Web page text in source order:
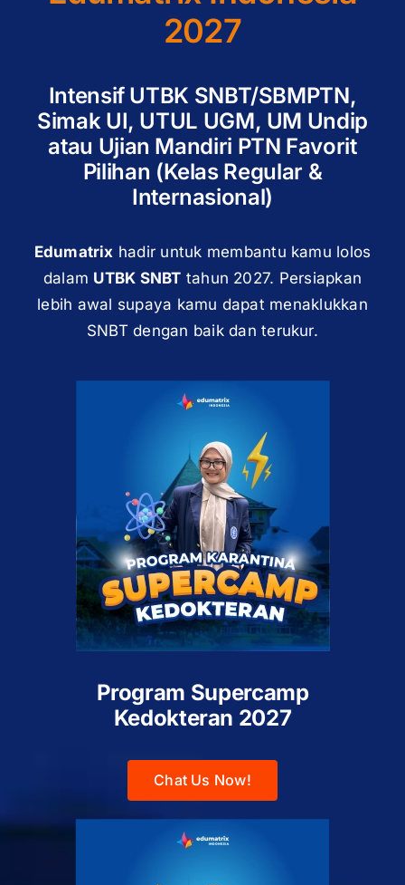
2027
Intensif UTBK SNBT/SBMPTN,
Simak UI, UTUL UGM, UM Undip
atau Ujian Mandiri PTN Favorit
Pilihan (Kelas Regular &
Internasional)
Edumatrix hadir untuk membantu kamu lolos
dalam UTBK SNBT tahun 2027. Persiapkan
lebih awal supaya kamu dapat menaklukkan
SNBT dengan baik dan terukur.
Program Supercamp
Kedokteran 2027
Chat Us Now!